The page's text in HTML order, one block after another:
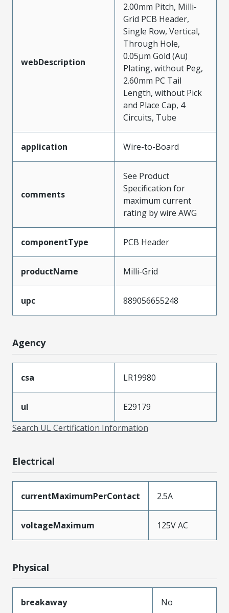
webDescription
2.00mm Pitch, Milli-
Grid PCB Header,
Single Row, Vertical,
Through Hole,
0.05µm Gold (Au)
Plating, without Peg,
2.60mm PC Tail
Length, without Pick
and Place Cap, 4
Circuits, Tube
application Wire-to-Board
comments
See Product
Specification for
maximum current
rating by wire AWG
componentType PCB Header
productName Milli-Grid
upc 889056655248
Agency
csa LR19980
ul
E29179
Search UL Certification Information
Electrical
currentMaximumPerContact 2.5A
voltageMaximum 125V AC
Physical
breakaway No